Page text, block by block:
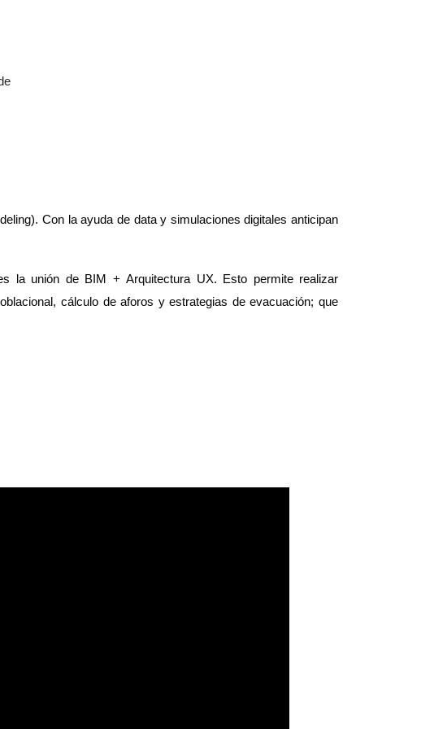
Con la ayuda de data y simulaciones digitales anticipan
la unión de BIM + Arquitectura UX. Esto permite realizar
cálculo de aforos y estrategias de evacuación; que